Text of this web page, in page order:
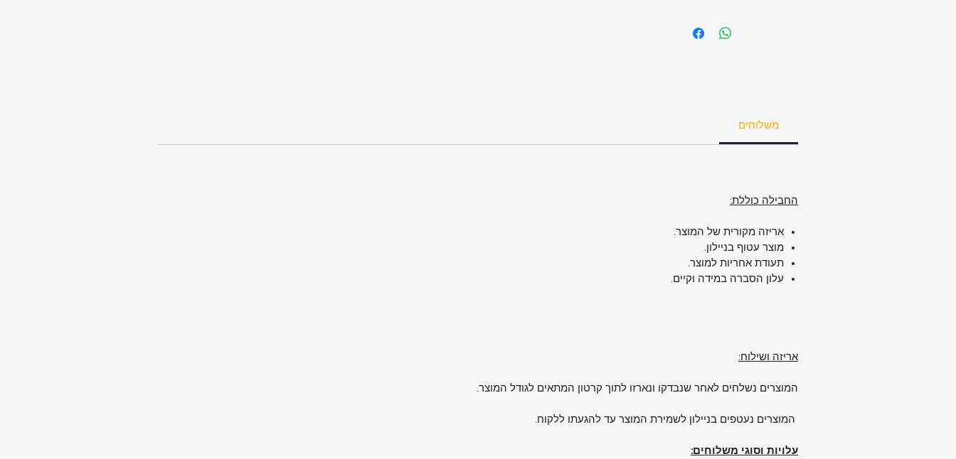
משלוחים
החבילה כוללת:
אריזה מקורית של המוצר.
מוצר עטוף בניילון.
תעודת אחריות למוצר.
עלון הסברה במידה וקיים.
אריזה ושילוח:
המוצרים נשלחים לאחר שנבדקו ונארזו לתוך קרטון המתאים לגודל המוצר.
המוצרים נעטפים בניילון לשמירת המוצר עד להגעתו ללקוח.
עלויות וסוגי משלוחים: